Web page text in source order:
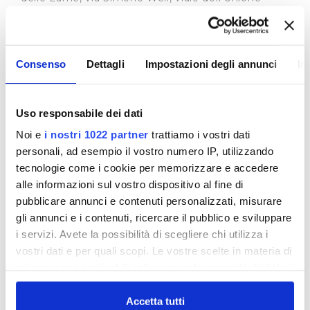
Consenso Dettagli Impostazioni degli annunci
Uso responsabile dei dati
Noi e i nostri 1022 partner trattiamo i vostri dati
personali, ad esempio il vostro numero IP, utilizzando
tecnologie come i cookie per memorizzare e accedere
alle informazioni sul vostro dispositivo al fine di
pubblicare annunci e contenuti personalizzati, misurare
gli annunci e i contenuti, ricercare il pubblico e sviluppare
i servizi. Avete la possibilità di scegliere chi utilizza i
vostri dati e per quali scopi. Le vostre scelte in materia di
in cui avete effettuato le vostre scelte. È possibile
modificare o revocare il proprio consenso in qualsiasi
Accetta tutti
- per chi proviene da VIA CROCE ROSSA e
volesse raggiungere via Pistoiese (loc. Viaccia): via
Croce Rossa, via Valdingole e poi via Pistoiese;
- VIA PISTOIESE (lato Viaccia) e volesse
(Comune di Prato) via Pistoiese, via Pasubio, via
Monte Santo, via di Maliseti, via Moradei, via Melis
(Comune di Montemurlo), via Berlinguer, via
Labriola, via delle Lame
(Comune di Prato), via delle Lame, via Simone
Weil, viale dell’Unione Europea poi via Pistoiese;
- VIA PISTOIESE (lato Mazzone) e volesse
raggiungere via Pistoiese (loc. Viaccia): (Comune
di Prato) via Pistoiese, viale dell’Unione Europea,
via Simone Weil, via delle Lame (Comune di